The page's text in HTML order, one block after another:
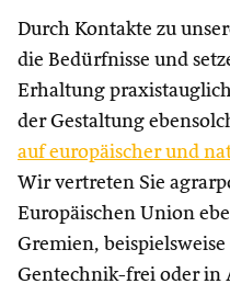
Durch Kontakte zu
die Bedürfnisse und
Erhaltung
der Gestaltung
auf europäischer und
Wir vertreten Sie
Europäischen Union
Gremien,
Gentechnik-frei oder in